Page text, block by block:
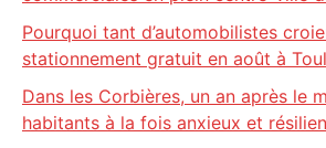
Pourquoi tant d’automobilistes
stationnement gratuit en août à
Dans les Corbières, un an après le
habitants à la fois anxieux et